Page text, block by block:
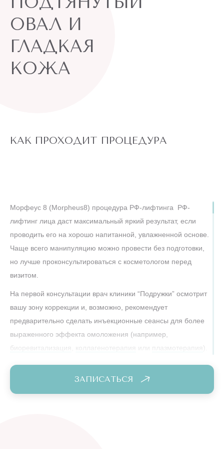
сравнимо с пластической хирургией.
Индивидуальный подход: для каждого пациента
подбирается свой необходимый курс Морфеус 8
от степени выраженности проблем, которые вы хотите
ОВАЛ И
ГЛАДКАЯ
КОЖА
КАК ПРОХОДИТ ПРОЦЕДУРА
Морфеус 8 (Morpheus8) процедура РФ-лифтинга РФ-
лифтинг лица даст максимальный яркий результат, если
проводить его на хорошо напитанной, увлажненной основе.
Чаще всего манипуляцию можно провести без подготовки,
но лучше проконсультироваться с косметологом перед
визитом.
На первой консультации врач клиники “Подружки” осмотрит
вашу зону коррекции и, возможно, рекомендует
предварительно сделать инъекционные сеансы для более
выраженного эффекта омоложения (например,
биоревитализация
коллагенотерапия или плазмотерапия).
изнутри, можно переходить непосредственно к РФ-
лифтингу Морфеус 8 (Morpheus8).
ЗАПИСАТЬСЯ